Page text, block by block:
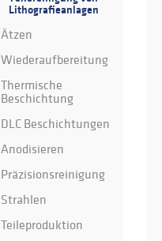
Lithografieanlagen
Ätzen
Wiederaufbereitung
Thermische
Beschichtung
DLC Beschichtungen
Anodisieren
Präzisionsreinigung
Strahlen
Teileproduktion